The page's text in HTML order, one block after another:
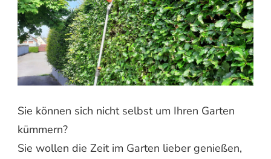
Sie können sich nicht selbst um Ihren Garten
kümmern?
Sie wollen die Zeit im Garten lieber genießen,